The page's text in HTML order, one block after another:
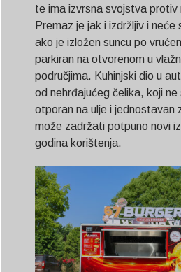
te ima izvrsna svojstva protiv
Premaz je jak i izdržljiv i neće
ako je izložen suncu po
parkiran na otvorenom u
područjima. Kuhinjski dio u
od nehrđajućeg čelika, koji ne
otporan na ulje i jednostavan
može zadržati potpuno novi
godina korištenja.